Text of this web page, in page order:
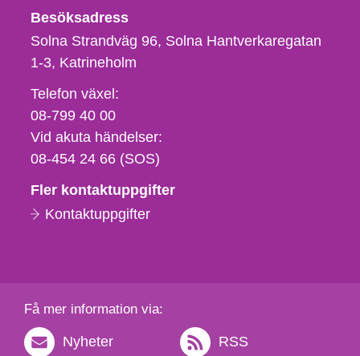
Besöksadress
Solna Strandväg 96, Solna Hantverkaregatan
1-3 Katrineholm
Telefon,
fax
och
e-
Telefon växel:
08-799 40 00
Vid akuta händelser:
08-454 24 66 (SOS)
Fler kontaktuppgifter
Kontaktuppgifter
Få mer information via:
Nyheter RSS